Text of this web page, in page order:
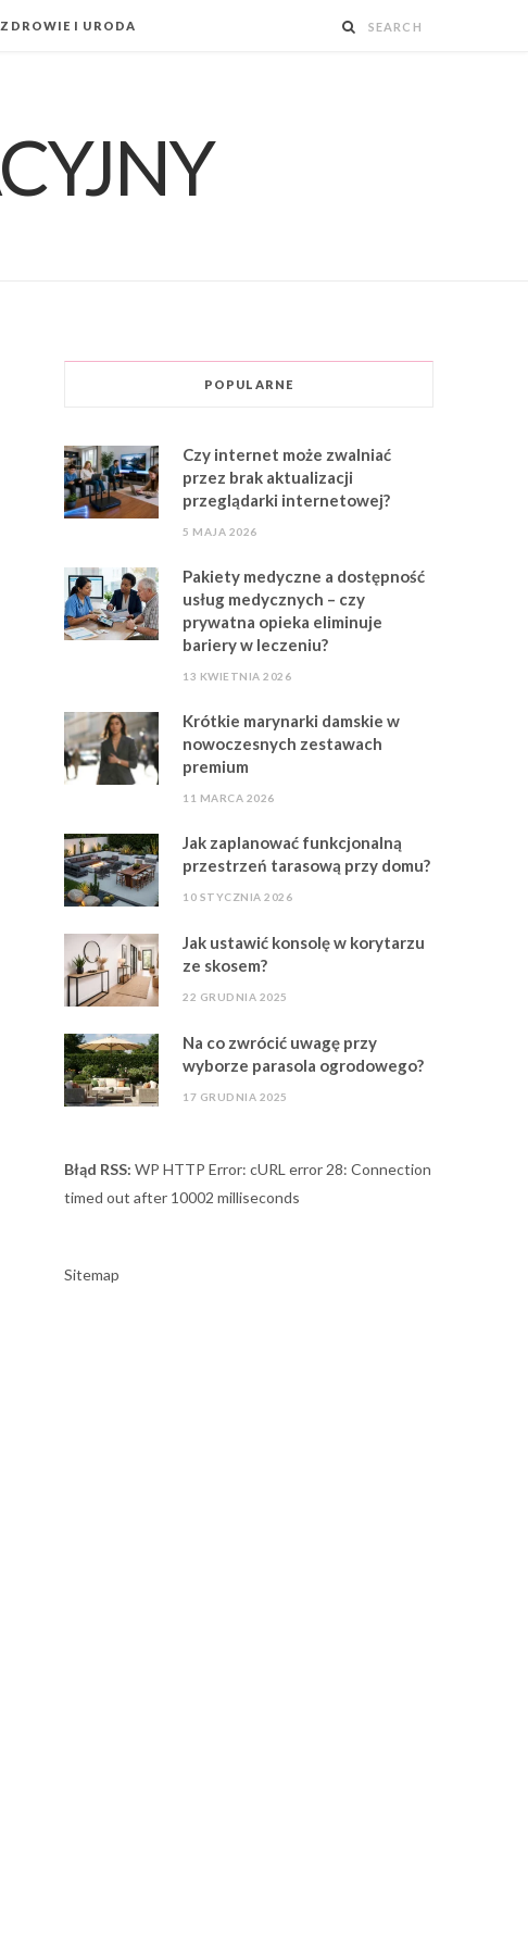
ZDROWIE I URODA
POPULARNE
Czy internet może zwalniać
przez brak aktualizacji
przeglądarki internetowej?
5 MAJA 2026
Pakiety medyczne a dostępność
usług medycznych – czy
prywatna opieka eliminuje
bariery w leczeniu?
13 KWIETNIA 2026
Krótkie marynarki damskie w
nowoczesnych zestawach
premium
11 MARCA 2026
Jak zaplanować funkcjonalną
przestrzeń tarasową przy domu?
10 STYCZNIA 2026
Jak ustawić konsolę w korytarzu
ze skosem?
22 GRUDNIA 2025
Na co zwrócić uwagę przy
wyborze parasola ogrodowego?
17 GRUDNIA 2025
Błąd RSS: WP HTTP Error: cURL error 28: Connection
timed out after 10002 milliseconds
Sitemap